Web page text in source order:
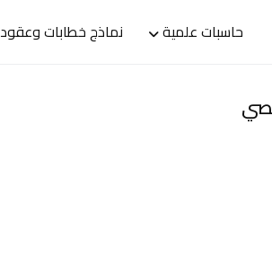
حاسبات علمية نماذج خطابات وعقود